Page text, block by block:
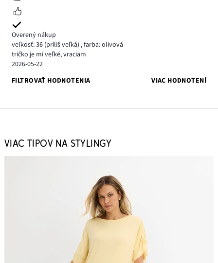
Overený nákup
veľkosť: 36 (príliš veľká) ,farba: olivová
tričko je mi veľké, vraciam
2026-05-22
FILTROVAŤ HODNOTENIA
VIAC HODNOTENÍ
VIAC TIPOV NA STYLINGY